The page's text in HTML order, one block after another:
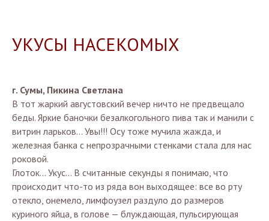
УКУСЫ НАСЕКОМЫХ
г. Сумы, Пикина Светлана
В тот жаркий августовский вечер ничто не предвещало
беды. Яркие баночки безалкогольного пива так и манили с
витрин ларьков… Увы!!! Осу тоже мучила жажда, и
железная банка с непрозрачными стенками стала для нас
роковой.
Глоток... Укус... В считанные секунды я понимаю, что
происходит что-то из ряда вон выходящее: все во рту
отекло, онемело, лимфоузел раздуло до размеров
куриного яйца, в голове — блуждающая, пульсирующая